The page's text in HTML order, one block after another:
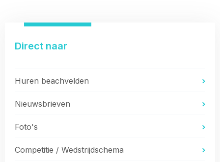
Direct naar
Huren beachvelden
Nieuwsbrieven
Foto's
Competitie / Wedstrijdschema